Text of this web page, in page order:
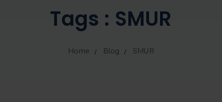
Tags : SMUR
Home Blog SMUR